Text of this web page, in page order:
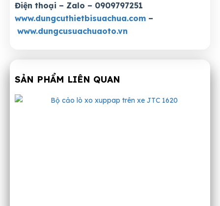
Điện thoại – Zalo – 0909797251
www.dungcuthietbisuachua.com –
www.dungcusuachuaoto.vn
SẢN PHẨM LIÊN QUAN